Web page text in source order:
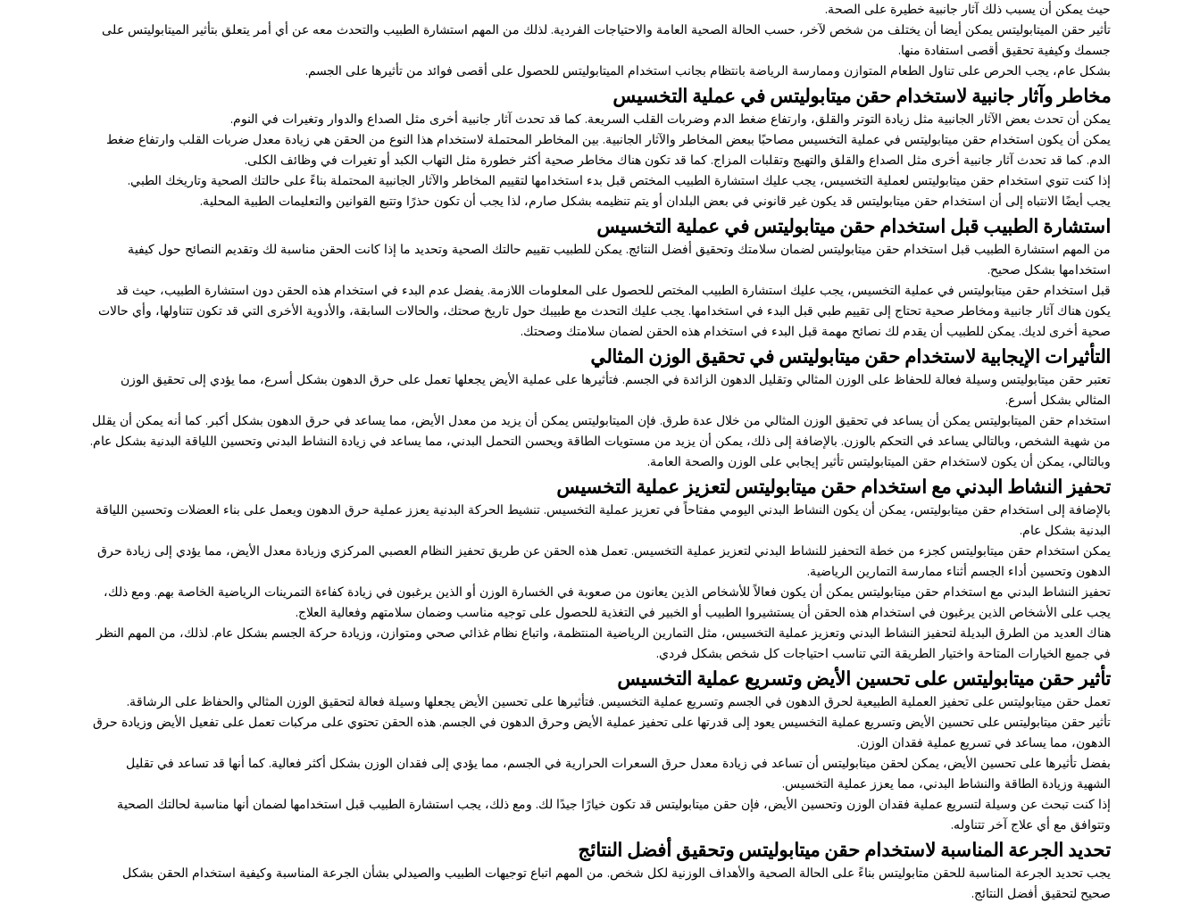
حيث يمكن أن يسبب ذلك آثار جانبية خطيرة على الصحة.
تأثير حقن الميتابوليتس يمكن أيضا أن يختلف من شخص لآخر، حسب الحالة الصحية العامة والاحتياجات الفردية. لذلك من المهم استشارة الطبيب والتحدث معه عن أي أمر يتعلق بتأثير الميتابوليتس على
جسمك وكيفية تحقيق أقصى استفادة منها.
بشكل عام، يجب الحرص على تناول الطعام المتوازن وممارسة الرياضة بانتظام بجانب استخدام الميتابوليتس للحصول على أقصى فوائد من تأثيرها على الجسم.
مخاطر وآثار جانبية لاستخدام حقن ميتابوليتس في عملية التخسيس
يمكن أن تحدث بعض الآثار الجانبية مثل زيادة التوتر والقلق، وارتفاع ضغط الدم وضربات القلب السريعة. كما قد تحدث آثار جانبية أخرى مثل الصداع والدوار وتغيرات في النوم.
يمكن أن يكون استخدام حقن ميتابوليتس في عملية التخسيس مصاحبًا ببعض المخاطر والآثار الجانبية. بين المخاطر المحتملة لاستخدام هذا النوع من الحقن هي زيادة معدل ضربات القلب وارتفاع ضغط
الدم. كما قد تحدث آثار جانبية أخرى مثل الصداع والقلق والتهيج وتقلبات المزاج. كما قد تكون هناك مخاطر صحية أكثر خطورة مثل التهاب الكبد أو تغيرات في وظائف الكلى.
إذا كنت تنوي استخدام حقن ميتابوليتس لعملية التخسيس، يجب عليك استشارة الطبيب المختص قبل بدء استخدامها لتقييم المخاطر والآثار الجانبية المحتملة بناءً على حالتك الصحية وتاريخك الطبي.
يجب أيضًا الانتباه إلى أن استخدام حقن ميتابوليتس قد يكون غير قانوني في بعض البلدان أو يتم تنظيمه بشكل صارم، لذا يجب أن تكون حذرًا وتتبع القوانين والتعليمات الطبية المحلية.
استشارة الطبيب قبل استخدام حقن ميتابوليتس في عملية التخسيس
من المهم استشارة الطبيب قبل استخدام حقن ميتابوليتس لضمان سلامتك وتحقيق أفضل النتائج. يمكن للطبيب تقييم حالتك الصحية وتحديد ما إذا كانت الحقن مناسبة لك وتقديم النصائح حول كيفية
استخدامها بشكل صحيح.
قبل استخدام حقن ميتابوليتس في عملية التخسيس، يجب عليك استشارة الطبيب المختص للحصول على المعلومات اللازمة. يفضل عدم البدء في استخدام هذه الحقن دون استشارة الطبيب، حيث قد
يكون هناك آثار جانبية ومخاطر صحية تحتاج إلى تقييم طبي قبل البدء في استخدامها. يجب عليك التحدث مع طبيبك حول تاريخ صحتك، والحالات السابقة، والأدوية الأخرى التي قد تكون تتناولها، وأي حالات
صحية أخرى لديك. يمكن للطبيب أن يقدم لك نصائح مهمة قبل البدء في استخدام هذه الحقن لضمان سلامتك وصحتك.
التأثيرات الإيجابية لاستخدام حقن ميتابوليتس في تحقيق الوزن المثالي
تعتبر حقن ميتابوليتس وسيلة فعالة للحفاظ على الوزن المثالي وتقليل الدهون الزائدة في الجسم. فتأثيرها على عملية الأيض يجعلها تعمل على حرق الدهون بشكل أسرع، مما يؤدي إلى تحقيق الوزن
المثالي بشكل أسرع.
استخدام حقن الميتابوليتس يمكن أن يساعد في تحقيق الوزن المثالي من خلال عدة طرق. فإن الميتابوليتس يمكن أن يزيد من معدل الأيض، مما يساعد في حرق الدهون بشكل أكبر. كما أنه يمكن أن يقلل
من شهية الشخص، وبالتالي يساعد في التحكم بالوزن. بالإضافة إلى ذلك، يمكن أن يزيد من مستويات الطاقة ويحسن التحمل البدني، مما يساعد في زيادة النشاط البدني وتحسين اللياقة البدنية بشكل عام.
وبالتالي، يمكن أن يكون لاستخدام حقن الميتابوليتس تأثير إيجابي على الوزن والصحة العامة.
تحفيز النشاط البدني مع استخدام حقن ميتابوليتس لتعزيز عملية التخسيس
بالإضافة إلى استخدام حقن ميتابوليتس، يمكن أن يكون النشاط البدني اليومي مفتاحاً في تعزيز عملية التخسيس. تنشيط الحركة البدنية يعزز عملية حرق الدهون ويعمل على بناء العضلات وتحسين اللياقة
البدنية بشكل عام.
يمكن استخدام حقن ميتابوليتس كجزء من خطة التحفيز للنشاط البدني لتعزيز عملية التخسيس. تعمل هذه الحقن عن طريق تحفيز النظام العصبي المركزي وزيادة معدل الأيض، مما يؤدي إلى زيادة حرق
الدهون وتحسين أداء الجسم أثناء ممارسة التمارين الرياضية.
تحفيز النشاط البدني مع استخدام حقن ميتابوليتس يمكن أن يكون فعالاً للأشخاص الذين يعانون من صعوبة في الخسارة الوزن أو الذين يرغبون في زيادة كفاءة التمرينات الرياضية الخاصة بهم. ومع ذلك،
يجب على الأشخاص الذين يرغبون في استخدام هذه الحقن أن يستشيروا الطبيب أو الخبير في التغذية للحصول على توجيه مناسب وضمان سلامتهم وفعالية العلاج.
هناك العديد من الطرق البديلة لتحفيز النشاط البدني وتعزيز عملية التخسيس، مثل التمارين الرياضية المنتظمة، واتباع نظام غذائي صحي ومتوازن، وزيادة حركة الجسم بشكل عام. لذلك، من المهم النظر
في جميع الخيارات المتاحة واختيار الطريقة التي تناسب احتياجات كل شخص بشكل فردي.
تأثير حقن ميتابوليتس على تحسين الأيض وتسريع عملية التخسيس
تعمل حقن ميتابوليتس على تحفيز العملية الطبيعية لحرق الدهون في الجسم وتسريع عملية التخسيس. فتأثيرها على تحسين الأيض يجعلها وسيلة فعالة لتحقيق الوزن المثالي والحفاظ على الرشاقة.
تأثير حقن ميتابوليتس على تحسين الأيض وتسريع عملية التخسيس يعود إلى قدرتها على تحفيز عملية الأيض وحرق الدهون في الجسم. هذه الحقن تحتوي على مركبات تعمل على تفعيل الأيض وزيادة حرق
الدهون، مما يساعد في تسريع عملية فقدان الوزن.
بفضل تأثيرها على تحسين الأيض، يمكن لحقن ميتابوليتس أن تساعد في زيادة معدل حرق السعرات الحرارية في الجسم، مما يؤدي إلى فقدان الوزن بشكل أكثر فعالية. كما أنها قد تساعد في تقليل
الشهية وزيادة الطاقة والنشاط البدني، مما يعزز عملية التخسيس.
إذا كنت تبحث عن وسيلة لتسريع عملية فقدان الوزن وتحسين الأيض، فإن حقن ميتابوليتس قد تكون خيارًا جيدًا لك. ومع ذلك، يجب استشارة الطبيب قبل استخدامها لضمان أنها مناسبة لحالتك الصحية
وتتوافق مع أي علاج آخر تتناوله.
تحديد الجرعة المناسبة لاستخدام حقن ميتابوليتس وتحقيق أفضل النتائج
يجب تحديد الجرعة المناسبة للحقن متابوليتس بناءً على الحالة الصحية والأهداف الوزنية لكل شخص. من المهم اتباع توجيهات الطبيب والصيدلي بشأن الجرعة المناسبة وكيفية استخدام الحقن بشكل
صحيح لتحقيق أفضل النتائج.